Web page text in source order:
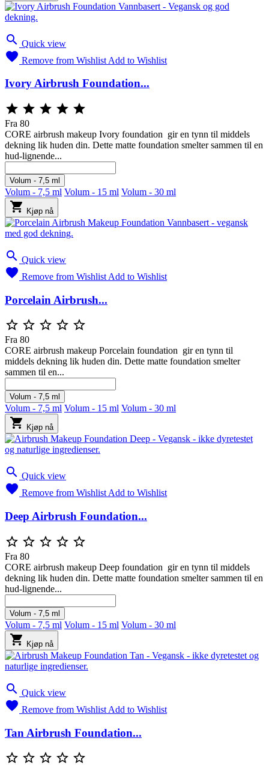
 Quick view
 Remove from Wishlist Add to Wishlist
Ivory Airbrush Foundation...
    
Fra 80
CORE airbrush makeup Ivory foundation gir en tynn til middels
dekning lik huden din. Dette matte foundation smelter sammen til en
hud-lignende...
Volum - 7,5 ml
Volum - 7,5 ml Volum - 15 ml Volum - 30 ml
 Kjøp nå
 Quick view
 Remove from Wishlist Add to Wishlist
Porcelain Airbrush...
    
Fra 80
CORE airbrush makeup Porcelain foundation gir en tynn til
middels dekning lik huden din. Dette matte foundation smelter
sammen til en...
Volum - 7,5 ml
Volum - 7,5 ml Volum - 15 ml Volum - 30 ml
 Kjøp nå
 Quick view
 Remove from Wishlist Add to Wishlist
Deep Airbrush Foundation...
    
Fra 80
CORE airbrush makeup Deep foundation gir en tynn til middels
dekning lik huden din. Dette matte foundation smelter sammen til en
hud-lignende...
Volum - 7,5 ml
Volum - 7,5 ml Volum - 15 ml Volum - 30 ml
 Kjøp nå
 Quick view
 Remove from Wishlist Add to Wishlist
Tan Airbrush Foundation...
    